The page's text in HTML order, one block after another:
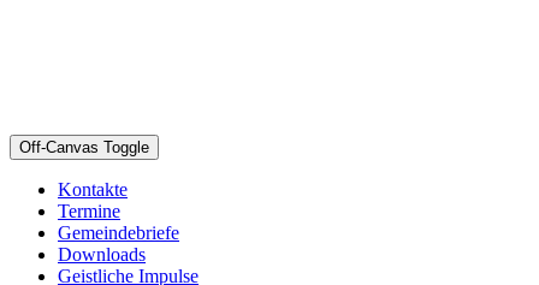
Off-Canvas Toggle
Kontakte
Termine
Gemeindebriefe
Downloads
Geistliche Impulse